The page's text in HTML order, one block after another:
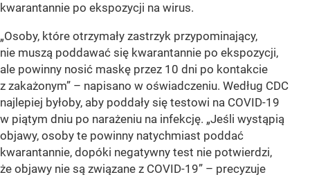
kwarantannie po ekspozycji na wirus.
„Osoby, które otrzymały zastrzyk przypominający,
nie muszą poddawać się kwarantannie po ekspozycji,
ale powinny nosić maskę przez 10 dni po kontakcie
z zakażonym” – napisano w oświadczeniu. Według CDC
najlepiej byłoby, aby poddały się testowi na COVID-19
w piątym dniu po narażeniu na infekcję. „Jeśli wystąpią
objawy, osoby te powinny natychmiast poddać
kwarantannie, dopóki negatywny test nie potwierdzi,
że objawy nie są związane z COVID-19” – precyzuje